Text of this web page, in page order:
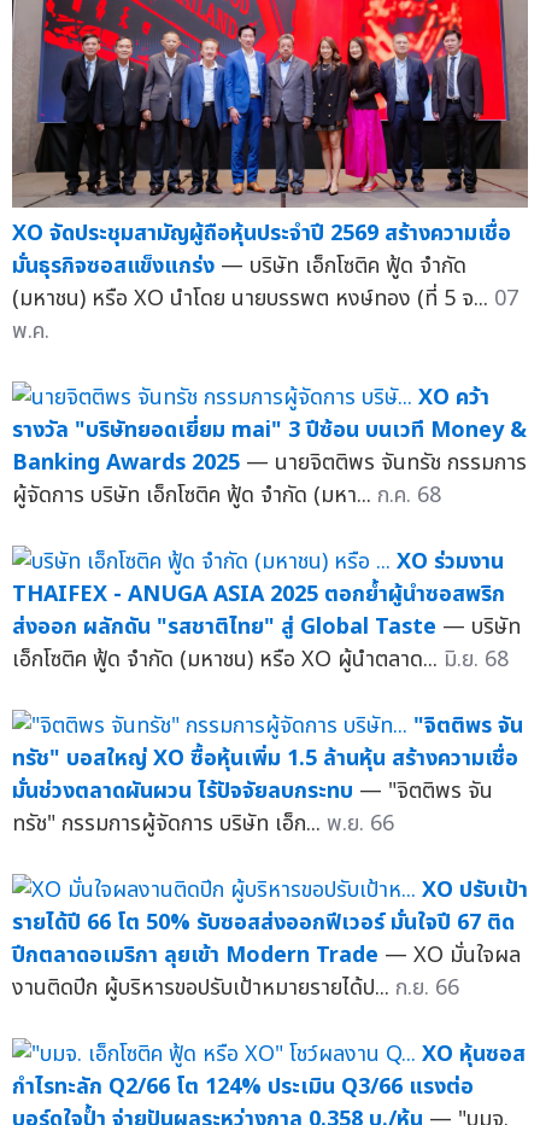
XO จัดประชุมสามัญผู้ถือหุ้นประจำปี 2569 สร้างความเชื่อ
มั่นธุรกิจซอสแข็งแกร่ง — บริษัท เอ็กโซติค ฟู้ด จำกัด
(มหาชน) หรือ XO นำโดย นายบรรพต หงษ์ทอง (ที่ 5 จ... 07
พ.ค.
XO คว้า
รางวัล "บริษัทยอดเยี่ยม mai" 3 ปีซ้อน บนเวที Money &
Banking Awards 2025 — นายจิตติพร จันทรัช กรรมการ
ผู้จัดการ บริษัท เอ็กโซติค ฟู้ด จำกัด (มหา... ก.ค. 68
XO ร่วมงาน
THAIFEX - ANUGA ASIA 2025 ตอกย้ำผู้นำซอสพริก
ส่งออก ผลักดัน "รสชาติไทย" สู่ Global Taste — บริษัท
เอ็กโซติค ฟู้ด จำกัด (มหาชน) หรือ XO ผู้นำตลาด... มิ.ย. 68
"จิตติพร จัน
ทรัช" บอสใหญ่ XO ซื้อหุ้นเพิ่ม 1.5 ล้านหุ้น สร้างความเชื่อ
มั่นช่วงตลาดผันผวน ไร้ปัจจัยลบกระทบ — "จิตติพร จัน
ทรัช" กรรมการผู้จัดการ บริษัท เอ็ก... พ.ย. 66
XO ปรับเป้า
รายได้ปี 66 โต 50% รับซอสส่งออกฟีเวอร์ มั่นใจปี 67 ติด
ปีกตลาดอเมริกา ลุยเข้า Modern Trade — XO มั่นใจผล
งานติดปีก ผู้บริหารขอปรับเป้าหมายรายได้ป... ก.ย. 66
XO หุ้นซอส
กำไรทะลัก Q2/66 โต 124% ประเมิน Q3/66 แรงต่อ